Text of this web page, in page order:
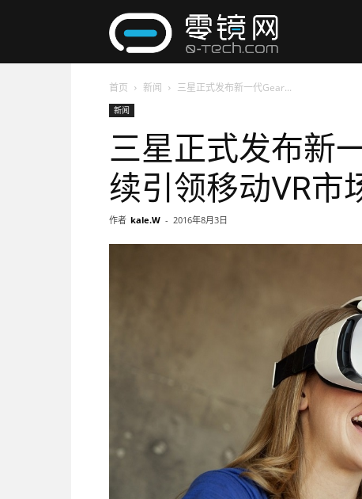
镜
网
首页 新闻 三星正式发布新一代Gear...
新闻
三星正式发布新
续引领移动VR市
作者 kale.W - 2016年8月3日